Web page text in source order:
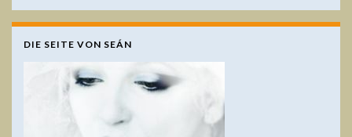
DIE SEITE VON SEÁN